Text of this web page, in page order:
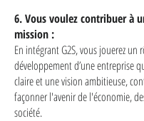
6. Vous voulez contribuer à
mission :
En intégrant G2S, vous jouerez un
développement d’une entreprise
claire et une vision ambitieuse,
façonner l'avenir de l'économie,
société.